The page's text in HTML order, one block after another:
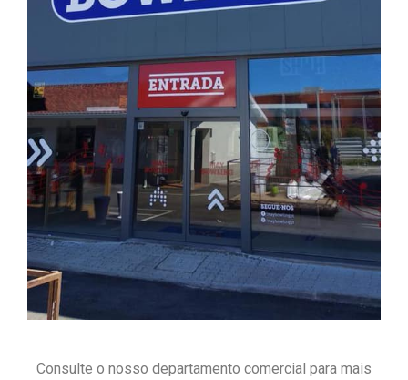
Consulte o nosso departamento comercial para mais